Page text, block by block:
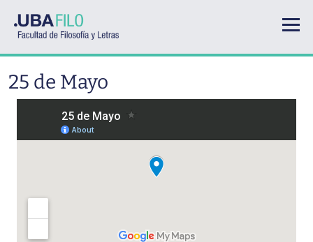
25 de Mayo